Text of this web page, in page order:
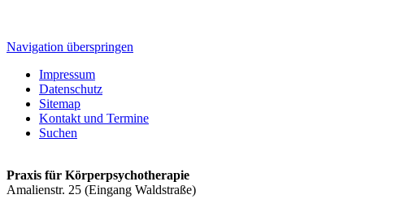
Navigation überspringen
Impressum
Datenschutz
Sitemap
Kontakt und Termine
Suchen
Praxis für Körperpsychotherapie
Amalienstr. 25 (Eingang Waldstraße)